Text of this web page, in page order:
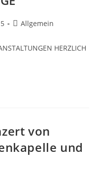
Allgemein
HERZLICH
von
und